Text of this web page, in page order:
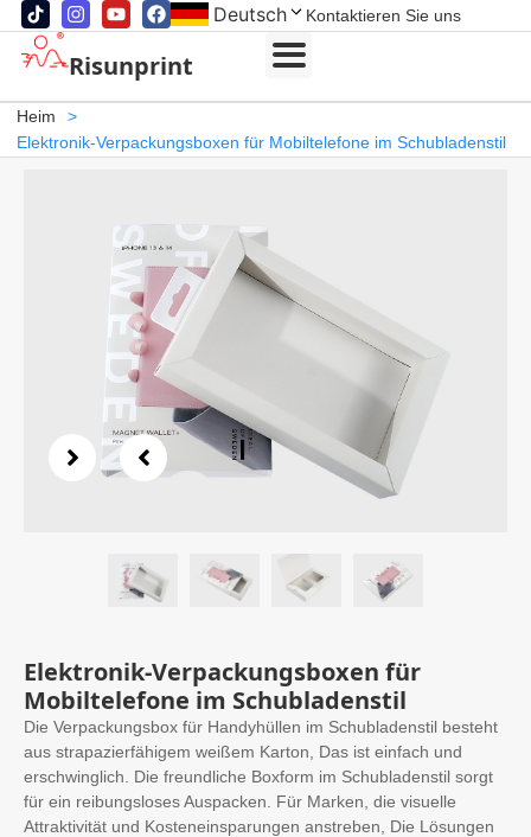
Deutsch Kontaktieren Sie uns
Risunprint
Heim
>
Elektronik-Verpackungsboxen für Mobiltelefone im Schubladenstil
Elektronik-Verpackungsboxen für
Mobiltelefone im Schubladenstil
Die Verpackungsbox für Handyhüllen im Schubladenstil besteht
aus strapazierfähigem weißem Karton, Das ist einfach und
erschwinglich. Die freundliche Boxform im Schubladenstil sorgt
für ein reibungsloses Auspacken. Für Marken, die visuelle
Attraktivität und Kosteneinsparungen anstreben, Die Lösungen